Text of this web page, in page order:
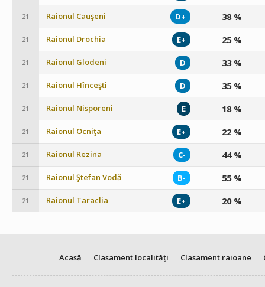
21 Raionul Cauşeni D+ 38 %
21 Raionul Drochia E+ 25 %
21 Raionul Glodeni D 33 %
21 Raionul Hînceşti D 35 %
21 Raionul Nisporeni E 18 %
21 Raionul Ocniţa E+ 22 %
21 Raionul Rezina C- 44 %
21 Raionul Ştefan Vodă B- 55 %
21 Raionul Taraclia E+ 20 %
Acasă Clasament localități Clasament raioane